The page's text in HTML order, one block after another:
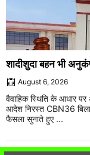
शादीशुदा बहन भी
August 6, 2026
वैवाहिक स्थिति के आधार पर
आदेश निरस्त CBN36
फैसला सुनाते हुए ...